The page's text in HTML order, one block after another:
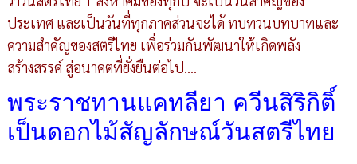
ประเทศ และเป็นวันที่ทุกภาคส่วนจะได้ ทบทวนบทบาทและ
ความสำคัญของสตรีไทย เพื่อร่วมกันพัฒนาให้เกิดพลัง
สร้างสรรค์ สู่อนาคตที่ยั่งยืนต่อไป....
พระราชทานแคทลียา ควีนสิริกิติ์
เป็นดอกไม้สัญลักษณ์วันสตรีไทย